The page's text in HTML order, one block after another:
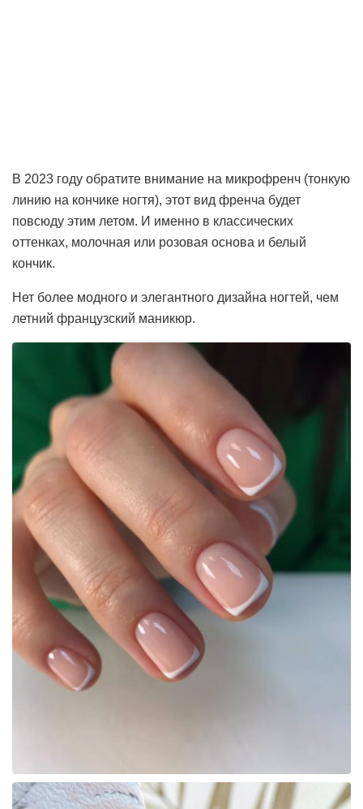
В 2023 году обратите внимание на микрофренч (тонкую
линию на кончике ногтя), этот вид френча будет
повсюду этим летом. И именно в классических
оттенках, молочная или розовая основа и белый
кончик.
Нет более модного и элегантного дизайна ногтей, чем
летний французский маникюр.